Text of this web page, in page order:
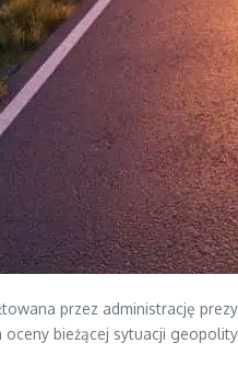
przez administrację
bieżącej sytuacji